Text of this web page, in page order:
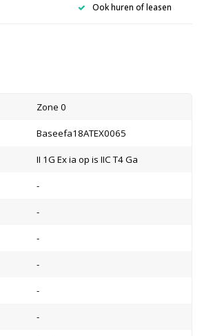
Ook huren of leasen
Zone 0
Baseefa18ATEX0065
II 1G Ex ia op is IIC T4 Ga
-
-
-
-
-
-